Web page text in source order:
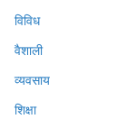
विविध
वैशाली
व्यवसाय
शिक्षा